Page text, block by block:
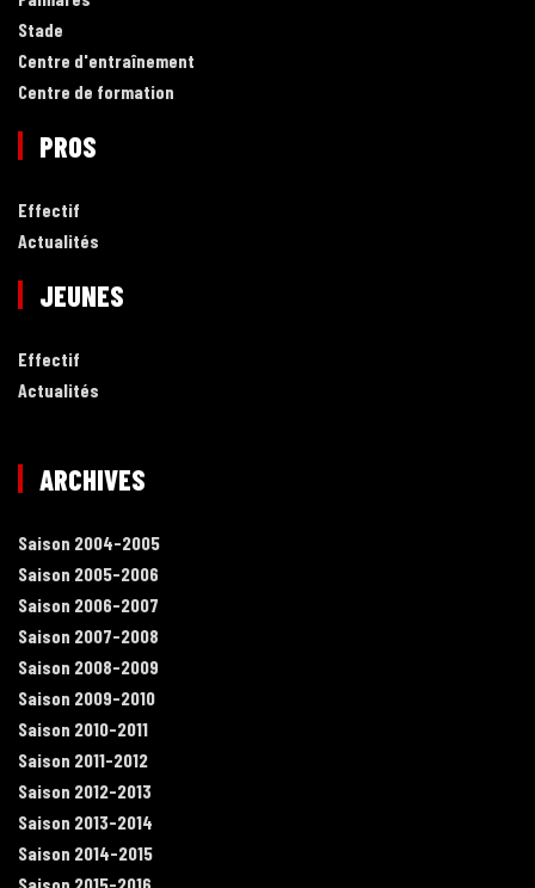
Stade
Centre d'entraînement
Centre de formation
PROS
Effectif
Actualités
JEUNES
Effectif
Actualités
ARCHIVES
Saison 2004-2005
Saison 2005-2006
Saison 2006-2007
Saison 2007-2008
Saison 2008-2009
Saison 2009-2010
Saison 2010-2011
Saison 2011-2012
Saison 2012-2013
Saison 2013-2014
Saison 2014-2015